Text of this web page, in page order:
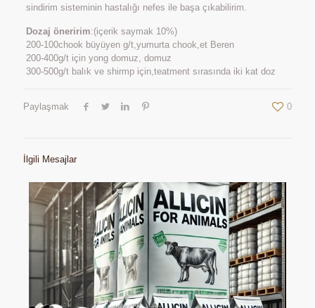
sindirim sisteminin hastalığı nefes ile başa çıkabilirim.
Dozaj öneririm:(içerik saymak 10%)
200-100chook büyüyen g/t,yumurta chook,et Beren
200-400g/t için yong domuz, domuz
300-500g/t balık ve shirmp için,teatment sırasında iki kat doz
Paylaşmak 0
İlgili Mesajlar